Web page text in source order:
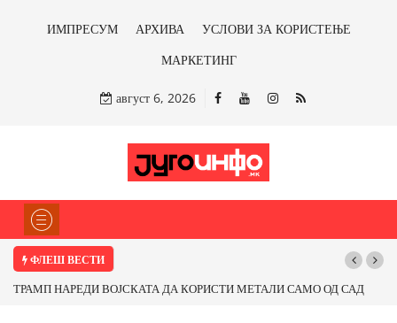
ИМПРЕСУМ АРХИВА
УСЛОВИ ЗА КОРИСТЕЊЕ
МАРКЕТИНГ
август 6, 2026
ФЛЕШ ВЕСТИ
ОД САД
Почнува реконструкцијата на улицата „5-ти Ноември“ во